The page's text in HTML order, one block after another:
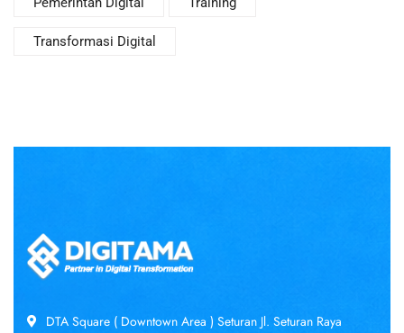
Transformasi Digital
DTA Square ( Downtown Area ) Seturan Jl. Seturan Raya